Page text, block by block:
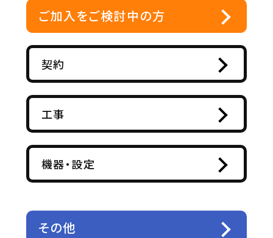
ご加入をご検討中の方
契約
工事
機器・設定
その他